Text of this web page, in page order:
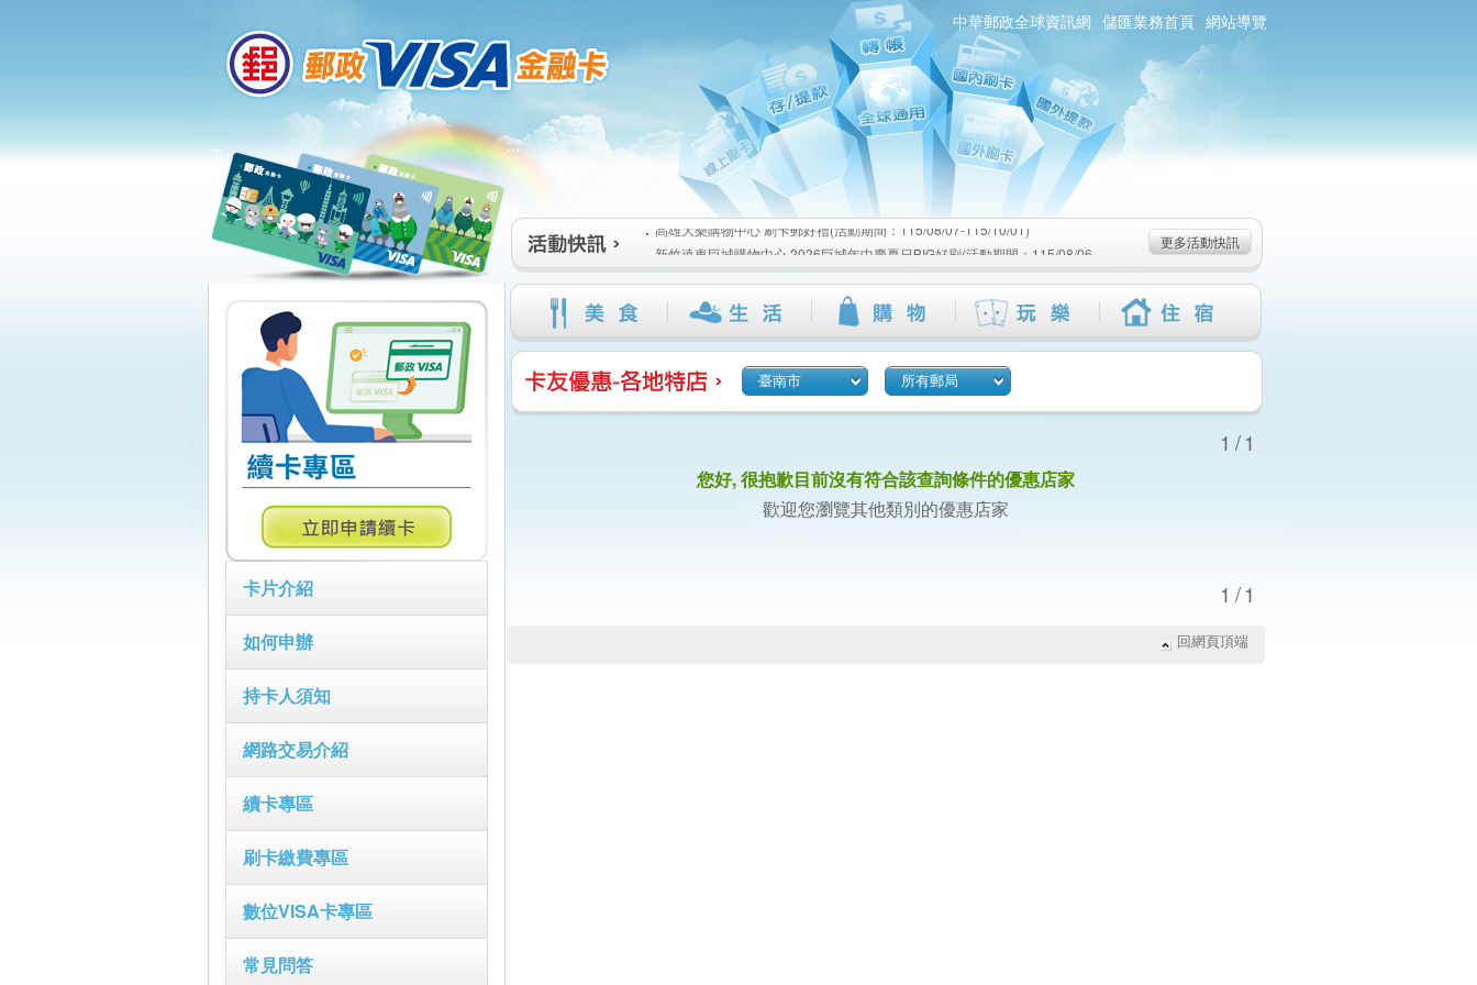
中華郵政全球資訊網 儲匯業務首頁 網站導覽
:::
卡片介紹
如何申辦
持卡人須知
網路交易介紹
續卡專區
刷卡繳費專區
數位VISA卡專區
常見問答
:::
高雄大樂購物中心 刷卡郵好禮(活動期間：115/08/07-115/10/01)
新竹遠東巨城購物中心 2026巨城年中慶夏日BIG好刷(活動期間：115/08/06-
115/08/26)
臺北三創生活 有點東西第2波 刷卡郵好禮(活動期間：115/08/06-115/09/02)
高雄大樂購物中心 刷卡郵好禮(活動期間：115/08/07-115/10/01)
新竹遠東巨城購物中心 2026巨城年中慶夏日BIG好刷(活動期間：115/08/06-
115/08/26)
臺北三創生活 有點東西第2波 刷卡郵好禮(活動期間：115/08/06-115/09/02)
更多活動快訊
臺南市 所有郵局
1/1
您好, 很抱歉目前沒有符合該查詢條件的優惠店家
歡迎您瀏覽其他類別的優惠店家
1/1
回網頁頂端